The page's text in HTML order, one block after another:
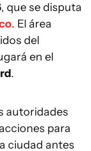
, que se disputa
. El área
del
en el
.
autoridades
para
ciudad antes